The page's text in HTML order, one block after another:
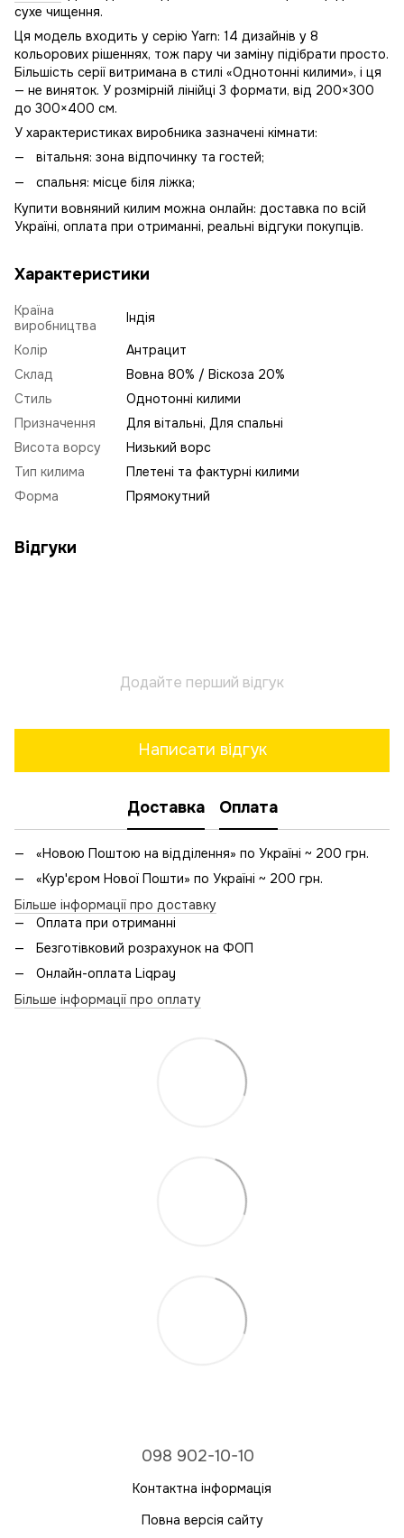
сухе чищення.
Ця модель входить у серію Yarn: 14 дизайнів у 8
кольорових рішеннях, тож пару чи заміну підібрати просто.
Більшість серії витримана в стилі «Однотонні килими», і ця
— не виняток. У розмірній лінійці 3 формати, від 200×300
до 300×400 см.
У характеристиках виробника зазначені кімнати:
вітальня: зона відпочинку та гостей;
спальня: місце біля ліжка;
Купити вовняний килим можна онлайн: доставка по всій
Україні, оплата при отриманні, реальні відгуки покупців.
Характеристики
Країна
виробництва
Індія
Колір
Антрацит
Склад
Вовна 80% / Віскоза 20%
Стиль
Однотонні килими
Призначення
Для вітальні, Для спальні
Висота ворсу
Низький ворс
Тип килима
Плетені та фактурні килими
Форма
Прямокутний
Відгуки
Додайте перший відгук
Написати відгук
Доставка Оплата
«Новою Поштою на відділення» по Україні ~ 200 грн.
«Кур'єром Нової Пошти» по Україні ~ 200 грн.
Більше інформації про доставку
Оплата при отриманні
Безготівковий розрахунок на ФОП
Онлайн-оплата Liqpay
Більше інформації про оплату
098 902-10-10
Контактна інформація
Повна версія сайту